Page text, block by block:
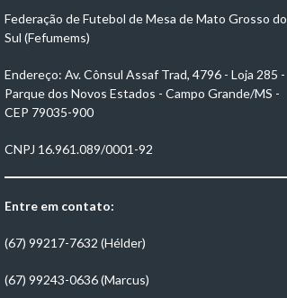
Federação de Futebol de Mesa de Mato Grosso do
Sul (Fefumems)
Endereço: Av. Cônsul Assaf Trad, 4796 - Loja 285 -
Parque dos Novos Estados - Campo Grande/MS -
CEP 79035-900
CNPJ 16.961.089/0001-92
Entre em contato:
(67) 99217-7632 (Hélder)
(67) 99243-0636 (Marcus)